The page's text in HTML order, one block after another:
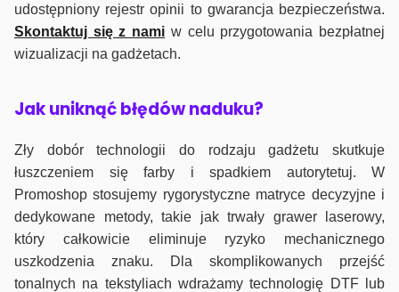
udostępniony rejestr opinii to gwarancja bezpieczeństwa.
Skontaktuj się z nami w celu przygotowania bezpłatnej
wizualizacji na gadżetach.
Jak uniknąć błędów naduku?
Zły dobór technologii do rodzaju gadżetu skutkuje
łuszczeniem się farby i spadkiem autorytetuj. W
Promoshop stosujemy rygorystyczne matryce decyzyjne i
dedykowane metody, takie jak trwały grawer laserowy,
który całkowicie eliminuje ryzyko mechanicznego
uszkodzenia znaku. Dla skomplikowanych przejść
tonalnych na tekstyliach wdrażamy technologię DTF lub